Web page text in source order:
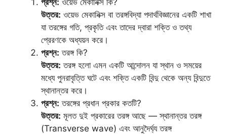
উত্তর: ওয়েভ মেকানিক্স বা তরঙ্গবিদ্যা পদার্থবিজ্ঞানের একটি শাখা
যা তরঙ্গের গতি, প্রকৃতি এবং তাদের দ্বারা শক্তি ও তথ্য
প্রেরণকে অধ্যয়ন করে।
প্রশ্ন: তরঙ্গ কি?
উত্তর: তরঙ্গ হলো এমন একটি আন্দোলন যা স্থান ও সময়ের
মধ্যে পুনরাবৃত্তি ঘটে এবং শক্তি একটি বিন্দু থেকে অন্য বিন্দুতে
স্থানান্তর করে।
প্রশ্ন: তরঙ্গের প্রধান প্রকার কতটি?
উত্তর: মূলত দুই প্রকারের তরঙ্গ আছে — স্থানান্তর তরঙ্গ
(Transverse wave) এবং আনুদৈর্ঘ্য তরঙ্গ